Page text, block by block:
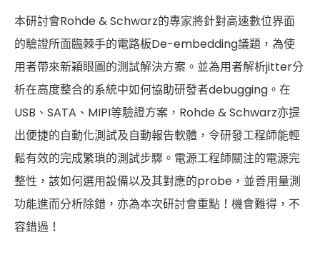
本研討會Rohde & Schwarz的專家將針對高速數位界面
的驗證所面臨棘手的電路板De-embedding議題，為使
用者帶來新穎眼圖的測試解決方案。並為用者解析jitter分
析在高度整合的系統中如何協助研發者debugging。在
USB、SATA、MIPI等驗證方案，Rohde & Schwarz亦提
出便捷的自動化測試及自動報告軟體，令研發工程師能輕
鬆有效的完成繁瑣的測試步驟。電源工程師關注的電源完
整性，該如何選用設備以及其對應的probe，並善用量測
功能進而分析除錯，亦為本次研討會重點！機會難得，不
容錯過！